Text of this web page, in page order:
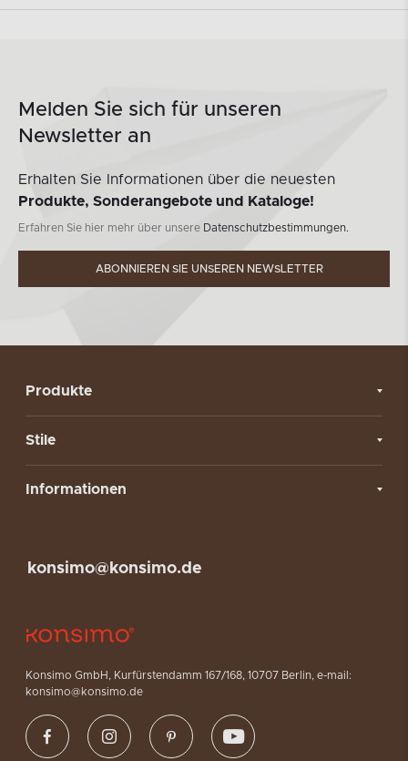
Melden Sie sich für unseren
Newsletter an
Erhalten Sie Informationen über die neuesten
Produkte, Sonderangebote und Kataloge!
Erfahren Sie hier mehr über unsere Datenschutzbestimmungen.
ABONNIEREN SIE UNSEREN NEWSLETTER
Produkte
Stile
Informationen
Konsimo GmbH, Kurfürstendamm 167/168, 10707 Berlin, e-mail:
konsimo@konsimo.de
konsimo@konsimo.de